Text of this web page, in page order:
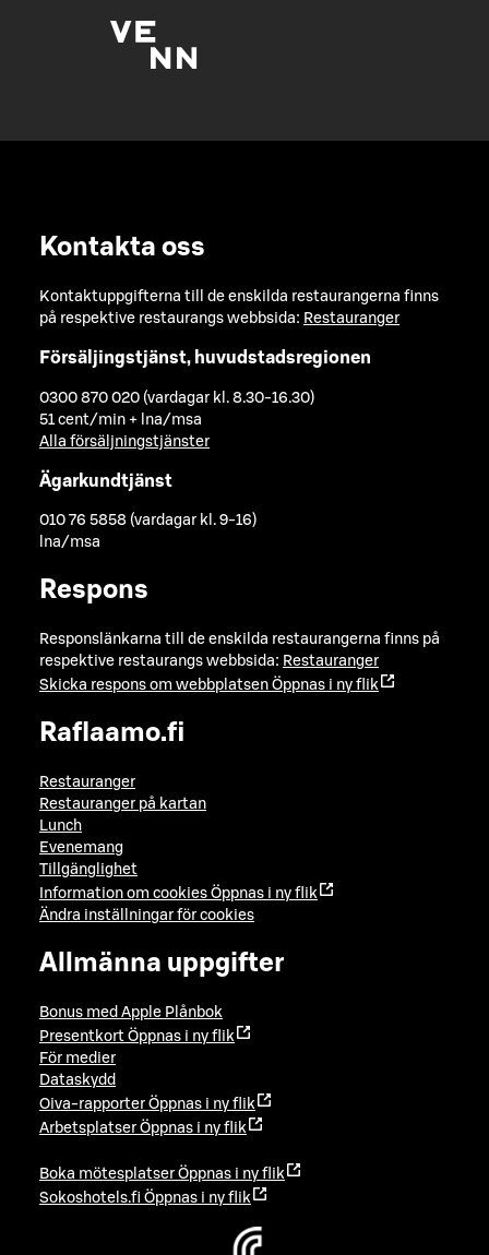
Kontakta oss
Kontaktuppgifterna till de enskilda restaurangerna finns
på respektive restaurangs webbsida: Restauranger
Försäljingstjänst, huvudstadsregionen
0300 870 020 (vardagar kl. 8.30-16.30)
51 cent/min + lna/msa
Alla försäljningstjänster
Ägarkundtjänst
010 76 5858 (vardagar kl. 9-16)
lna/msa
Respons
Responslänkarna till de enskilda restaurangerna finns på
respektive restaurangs webbsida: Restauranger
Skicka respons om webbplatsen Öppnas i ny flik
Raflaamo.fi
Restauranger
Restauranger på kartan
Lunch
Evenemang
Tillgänglighet
Information om cookies Öppnas i ny flik
Ändra inställningar för cookies
Allmänna uppgifter
Bonus med Apple Plånbok
Presentkort Öppnas i ny flik
För medier
Dataskydd
Oiva-rapporter Öppnas i ny flik
Arbetsplatser Öppnas i ny flik
Boka mötesplatser Öppnas i ny flik
Sokoshotels.fi Öppnas i ny flik